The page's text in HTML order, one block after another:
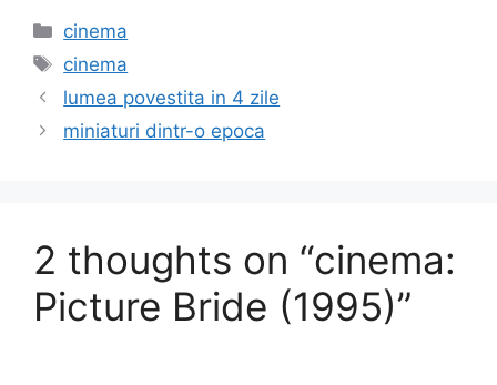
c
e
b
o
st
o
d
o
Categories
cinema
Tags
cinema
lumea povestita in 4 zile
miniaturi dintr-o epoca
2 thoughts on “cinema:
Picture Bride (1995)”